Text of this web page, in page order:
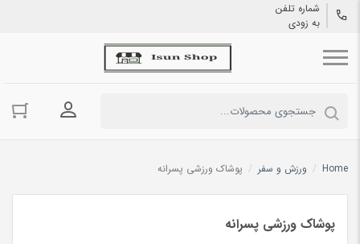
شماره تلفن
به زودی
ورود به
Home
/ ورزش و سفر / پوشاک ورزشی پسرانه
پوشاک ورزشی پسرانه